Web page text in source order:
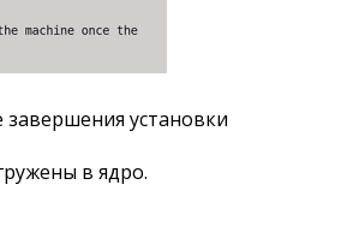
установки
в ядро.